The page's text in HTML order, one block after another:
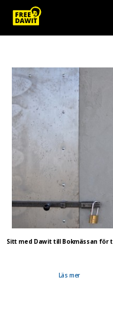
Sitt med Dawit till Bokmässan för
Läs mer